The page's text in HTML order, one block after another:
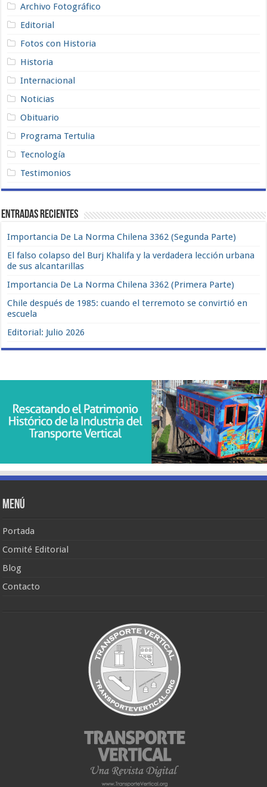
Archivo Fotográfico
Editorial
Fotos con Historia
Historia
Internacional
Noticias
Obituario
Programa Tertulia
Tecnología
Testimonios
Entradas recientes
Importancia De La Norma Chilena 3362 (Segunda Parte)
El falso colapso del Burj Khalifa y la verdadera lección urbana
de sus alcantarillas
Importancia De La Norma Chilena 3362 (Primera Parte)
Chile después de 1985: cuando el terremoto se convirtió en
escuela
Editorial: Julio 2026
Menú
Portada
Comité Editorial
Blog
Contacto